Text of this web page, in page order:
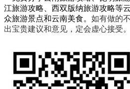
江旅游攻略、西双版纳旅游攻略等
众旅游景点和云南美食。 如有做的
出宝贵建议和意见，定会虚心接受。